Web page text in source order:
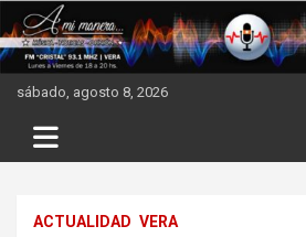
to
content
sábado, agosto 8, 2026
ACTUALIDAD VERA